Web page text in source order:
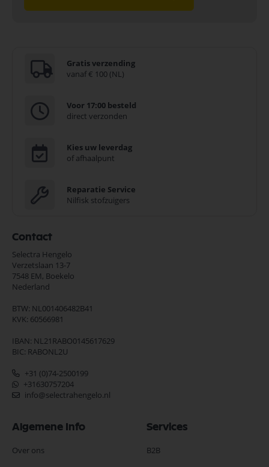
Gratis verzending
vanaf € 100 (NL)
Voor 17:00 besteld
direct verzonden
Kies uw leverdag
of afhaalpunt
Reparatie Service
Nilfisk stofzuigers
Contact
Selectra Hengelo
Verzetslaan 13-7
7548 EM, Boekelo
Nederland
BTW: NL001406482B41
KVK: 60566981
IBAN: NL21RABO0145617629
BIC: RABONL2U
+31 (0)74-2500199
+31630757204
info@selectrahengelo.nl
Algemene Info
Over ons
Services
B2B